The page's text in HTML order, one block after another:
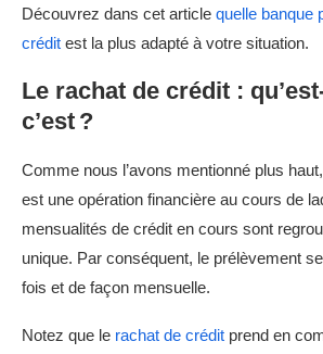
Découvrez dans cet article quelle banque
crédit est la plus adapté à votre situation.
Le rachat de crédit :
c’est ?
Comme nous l’avons mentionné plus
est une opération financière au cours de
mensualités de crédit en cours sont
unique. Par conséquent, le prélèvement
fois et de façon mensuelle.
Notez que le rachat de crédit prend en